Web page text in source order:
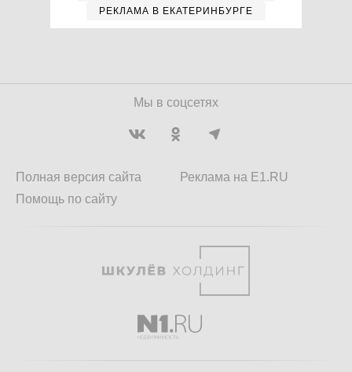
РЕКЛАМА В ЕКАТЕРИНБУРГЕ
Мы в соцсетях
Полная версия сайта
Помощь по сайту
Реклама на E1.RU